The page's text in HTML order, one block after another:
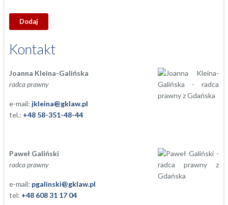
Kontakt
Joanna Kleina-Galińska
radca prawny
e-mail: jkleina@gklaw.pl
tel.: +48 58-351-48-44
Paweł Galiński
radca prawny
e-mail: pgalinski@gklaw.pl
tel: +48 608 31 17 04